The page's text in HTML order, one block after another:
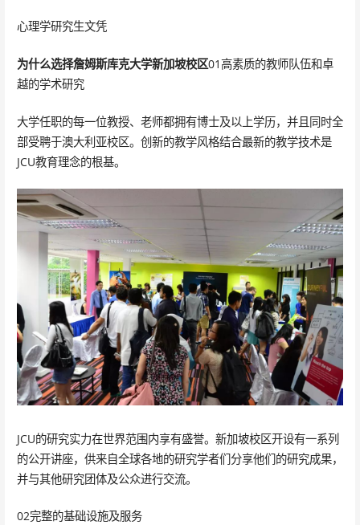
心理学研究生文凭
为什么选择詹姆斯库克大学新加坡校区01高素质的教师队伍和卓
越的学术研究
大学任职的每一位教授、老师都拥有博士及以上学历，并且同时全
部受聘于澳大利亚校区。创新的教学风格结合最新的教学技术是
JCU教育理念的根基。
JCU的研究实力在世界范围内享有盛誉。新加坡校区开设有一系列
的公开讲座，供来自全球各地的研究学者们分享他们的研究成果，
并与其他研究团体及公众进行交流。
02完整的基础设施及服务